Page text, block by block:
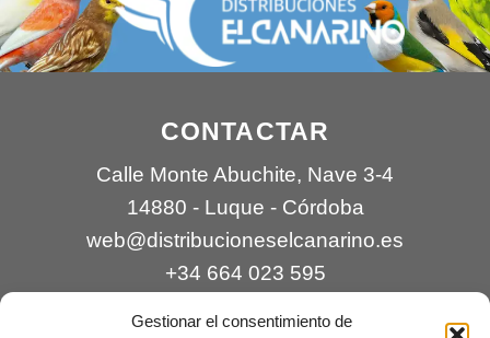
Gestionar el consentimiento de
CONTACTAR
Calle Monte Abuchite, Nave 3-4
14880 - Luque - Córdoba
web@distribucioneselcanarino.es
+34 664 023 595